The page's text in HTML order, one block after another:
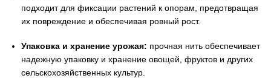
подходит для фиксации растений к опорам, предотвращая
их повреждение и обеспечивая ровный рост.
Упаковка и хранение урожая: прочная нить обеспечивает
надежную упаковку и хранение овощей, фруктов и других
сельскохозяйственных культур.